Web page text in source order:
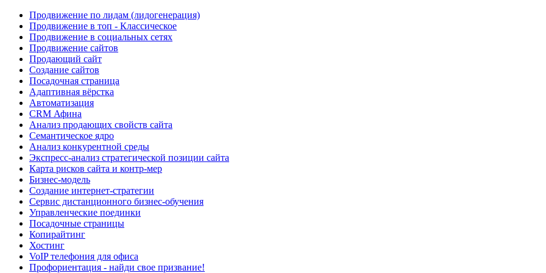
Продвижение по лидам (лидогенерация)
Продвижение в топ - Классическое
Продвижение в социальных сетях
Продвижение сайтов
Продающий сайт
Создание сайтов
Посадочная страница
Адаптивная вёрстка
Автоматизация
CRM Афина
Анализ продающих свойств сайта
Семантическое ядро
Анализ конкурентной среды
Экспресс-анализ стратегической позиции сайта
Карта рисков сайта и контр-мер
Бизнес-модель
Создание интернет-стратегии
Сервис дистанционного бизнес-обучения
Управленческие поединки
Посадочные страницы
Копирайтинг
Хостинг
VoIP телефония для офиса
Профориентация - найди свое призвание!